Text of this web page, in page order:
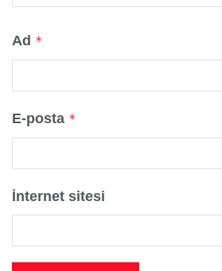
Ad *
E-posta *
İnternet sitesi